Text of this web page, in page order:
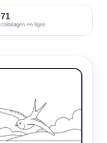
71
coloriages en ligne